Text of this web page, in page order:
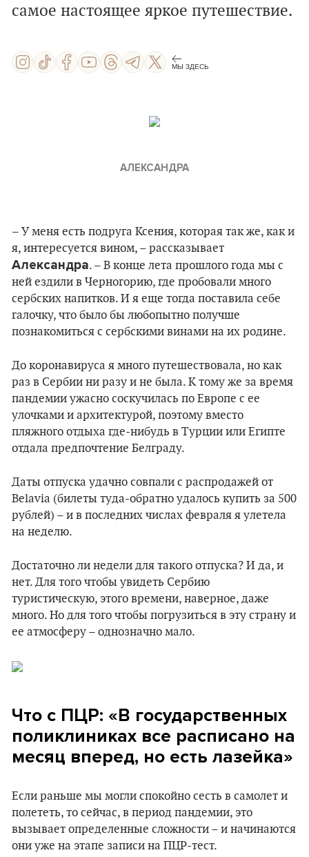
самое настоящее яркое путешествие.
МЫ ЗДЕСЬ
АЛЕКСАНДРА
– У меня есть подруга Ксения, которая так же, как и
я, интересуется вином, – рассказывает
Александра. – В конце лета прошлого года мы с
ней ездили в Черногорию, где пробовали много
сербских напитков. И я еще тогда поставила себе
галочку, что было бы любопытно получше
познакомиться с сербскими винами на их родине.
До коронавируса я много путешествовала, но как
раз в Сербии ни разу и не была. К тому же за время
пандемии ужасно соскучилась по Европе с ее
улочками и архитектурой, поэтому вместо
пляжного отдыха где-нибудь в Турции или Египте
отдала предпочтение Белграду.
Даты отпуска удачно совпали с распродажей от
Belavia (билеты туда-обратно удалось купить за 500
рублей) – и в последних числах февраля я улетела
на неделю.
Достаточно ли недели для такого отпуска? И да, и
нет. Для того чтобы увидеть Сербию
туристическую, этого времени, наверное, даже
много. Но для того чтобы погрузиться в эту страну и
ее атмосферу – однозначно мало.
Что с ПЦР: «В государственных
поликлиниках все расписано на
месяц вперед, но есть лазейка»
Если раньше мы могли спокойно сесть в самолет и
полететь, то сейчас, в период пандемии, это
вызывает определенные сложности – и начинаются
они уже на этапе записи на ПЦР-тест.